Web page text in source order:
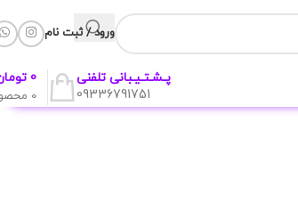
ورود / ثبت نام
پـشـتـیـبانی تلفنی
09336791751
0
0